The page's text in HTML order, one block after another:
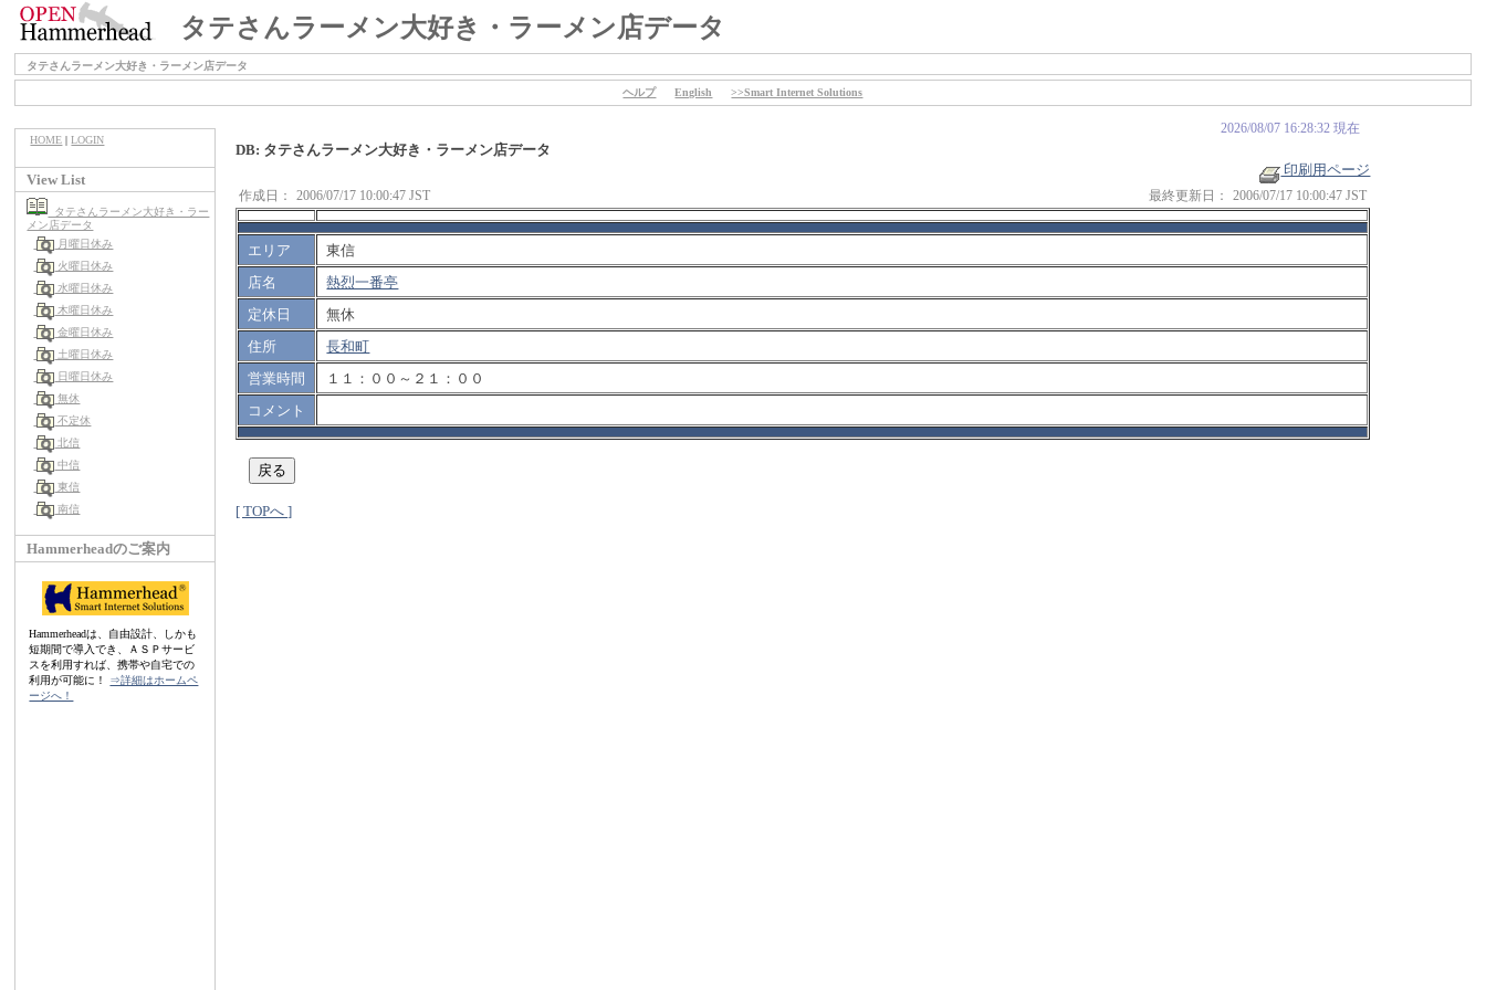
タテさんラーメン大好き・ラーメン店データ
タテさんラーメン大好き・ラーメン店データ
ヘルプ English >>Smart Internet Solutions
HOME |LOGIN
View List
タテさんラーメン大好き・ラー
メン店データ
月曜日休み
火曜日休み
水曜日休み
木曜日休み
金曜日休み
土曜日休み
日曜日休み
無休
不定休
北信
中信
東信
南信
Hammerheadのご案内
Hammerheadは、自由設計、しかも
短期間で導入でき、ＡＳＰサービ
スを利用すれば、携帯や自宅での
利用が可能に！ ⇒詳細はホームペ
ージへ！
2026/08/07 16:28:32 現在
DB: タテさんラーメン大好き・ラーメン店データ
印刷用ページ
作成日： 2006/07/17 10:00:47 JST 最終更新日： 2006/07/17 10:00:47 JST
エリア
東信
店名
熱烈一番亭
定休日
無休
住所
長和町
営業時間
１１：００～２１：００
コメント
[ TOPへ ]